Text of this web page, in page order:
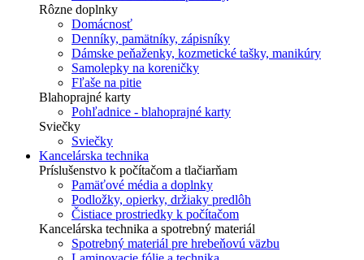
Rôzne doplnky
Domácnosť
Denníky, pamätníky, zápisníky
Dámske peňaženky, kozmetické tašky, manikúry
Samolepky na koreničky
Fľaše na pitie
Blahoprajné karty
Pohľadnice - blahoprajné karty
Sviečky
Sviečky
Kancelárska technika
Príslušenstvo k počítačom a tlačiarňam
Pamäťové média a doplnky
Podložky, opierky, držiaky predlôh
Čistiace prostriedky k počítačom
Kancelárska technika a spotrebný materiál
Spotrebný materiál pre hrebeňovú väzbu